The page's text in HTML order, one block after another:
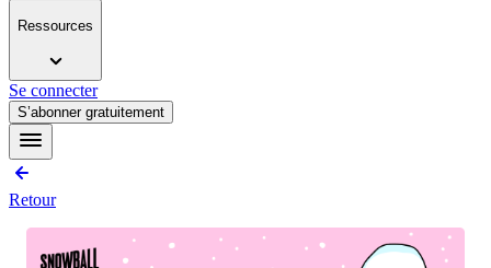
Ressources
Se connecter
S’abonner gratuitement
Retour